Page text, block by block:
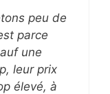
peu de
parce
une
leur prix
élevé, à